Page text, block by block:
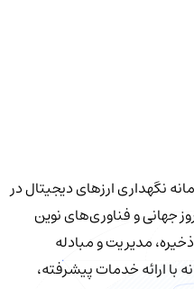
نگهداری ارزهای دیجیتال در
جهانی و فناوری‌های نوین
مدیریت و مبادله
با ارائه خدمات پیشرفته،